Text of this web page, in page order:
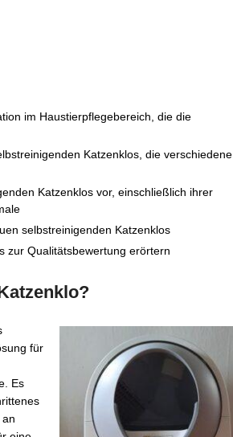
im Haustierpflegebereich, die die
Katzenklos, die verschiedene
Katzenklos vor, einschließlich ihrer
selbstreinigenden Katzenklos
zur Qualitätsbewertung erörtern
für
Es